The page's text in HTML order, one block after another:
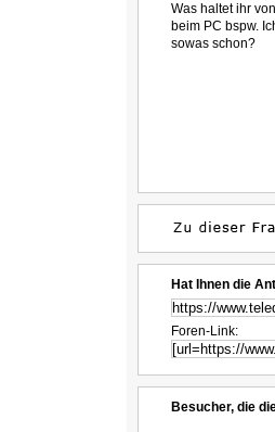
Was haltet ihr
beim PC bspw.
sowas schon?
Hat Ihnen die
Foren-Link:
Besucher, die